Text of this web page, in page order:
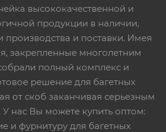
высококачественной и
продукции в наличии,
производства и поставки. Имея
закрепленные многолетним
полный комплекс и
решение для багетных
от скоб заканчивая серьезным
нас Вы можете купить оптом:
и фурнитуру для багетных